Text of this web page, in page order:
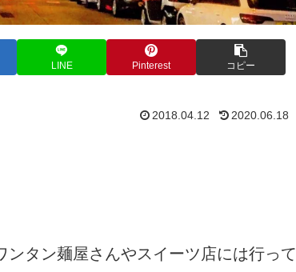
LINE Pinterest コピー
2018.04.12 2020.06.18
タン麺屋さんやスイーツ店には行って